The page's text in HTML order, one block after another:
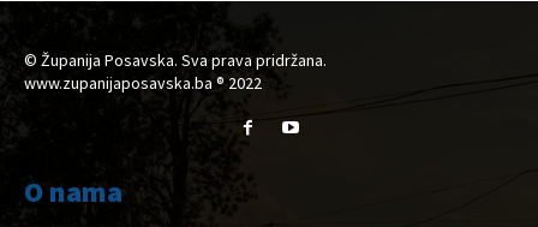
© Županija Posavska. Sva prava pridržana.
www.zupanijaposavska.ba ® 2022
O nama